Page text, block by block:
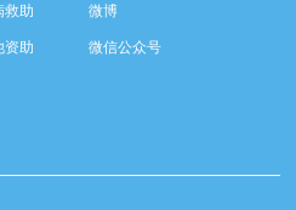
地向
，联
、更
于社
来，
事会的
慈善
，老
益于
的右
屏
理不
眼都
子。现
们一行
的回
住在
直视
程中
。以
清菜
说。
游动
埂上
救助
资助
微博
微信公众号